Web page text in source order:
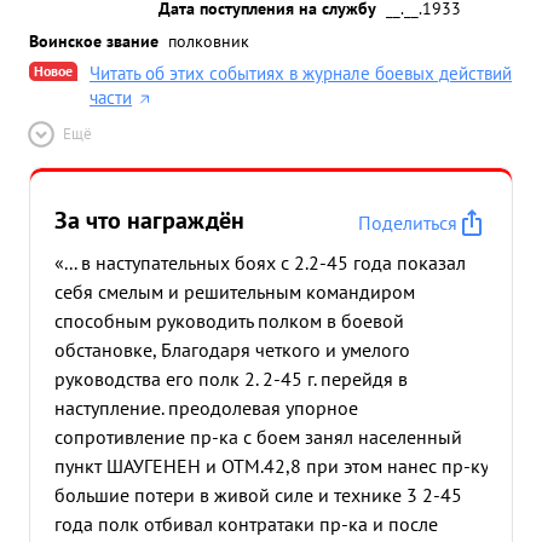
Дата поступления на службу
__.__.1933
Воинское звание полковник
Новое
Читать об этих событиях в журнале боевых действий
части
Ещё
За что награждён
Поделиться
«... в наступательных боях с 2.2-45 года показал
себя смелым и решительным командиром
способным руководить полком в боевой
обстановке, Благодаря четкого и умелого
руководства его полк 2. 2-45 г. перейдя в
наступление. преодолевая упорное
сопротивление пр-ка с боем занял населенный
пункт ШАУГЕНЕН и ОТМ.42,8 при этом нанес пр-ку
большие потери в живой силе и технике 3 2-45
года полк отбивал контратаки пр-ка и после